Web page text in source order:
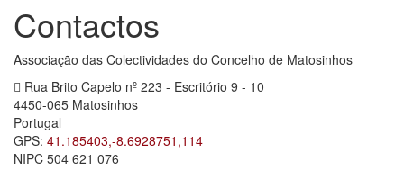
Contactos
Associação das Colectividades do Concelho de Matosinhos
Rua Brito Capelo nº 223 - Escritório 9 - 10
4450-065 Matosinhos
Portugal
GPS: 41.185403,-8.6928751,114
NIPC 504 621 076